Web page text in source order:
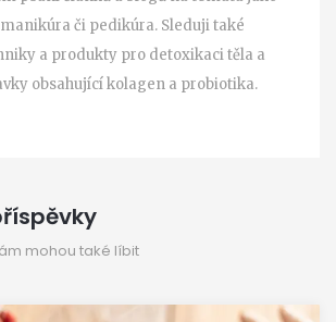
či pedikúra. Sleduji také
a produkty pro detoxikaci těla a
obsahující kolagen a probiotika.
mohou také líbit